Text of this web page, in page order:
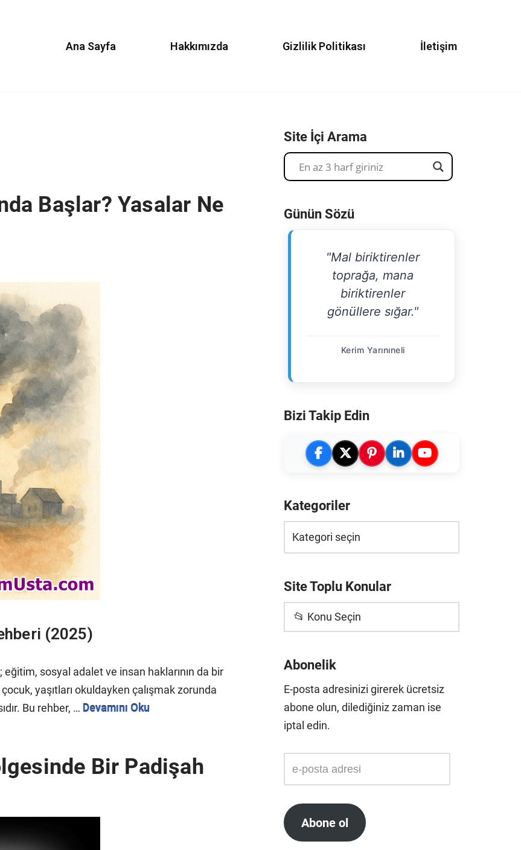
Ana Sayfa Hakkımızda Gizlilik Politikası İletişim
Başlar? Yasalar Ne
(2025)
sosyal adalet ve insan haklarının da bir
yaşıtları okuldayken çalışmak zorunda
Bu rehber, … Devamını Oku
Bir Padişah
Site İçi Arama
Günün Sözü
"Mal biriktirenler
toprağa, mana
biriktirenler
gönüllere sığar."
Kerim Yarınıneli
Bizi Takip Edin
Kategoriler
Site Toplu Konular
📂 Konu Seçin
Abonelik
E-posta adresinizi girerek ücretsiz
abone olun, dilediğiniz zaman ise
iptal edin.
Abone ol